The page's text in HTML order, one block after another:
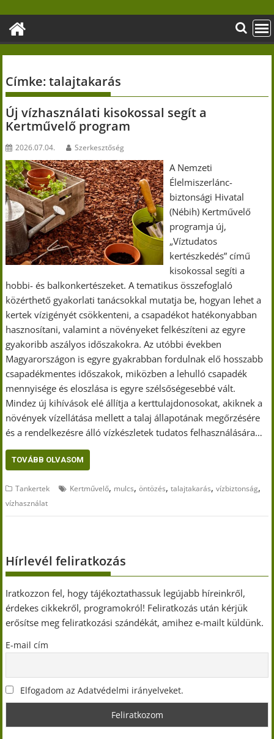
content
Címke:talajtakarás
Új vízhasználati kisokossal segít a
Kertművelő program
2026.07.04. Szerkesztőség
A Nemzeti
Élelmiszerlánc-
biztonsági Hivatal
(Nébih) Kertművelő
programja új,
„Víztudatos
kertészkedés” című
kisokossal segíti a
hobbi- és balkonkertészeket. A tematikus összefoglaló
közérthető gyakorlati tanácsokkal mutatja be, hogyan lehet a
kertek vízigényét csökkenteni, a csapadékot hatékonyabban
hasznosítani, valamint a növényeket felkészíteni az egyre
gyakoribb aszályos időszakokra. Az utóbbi években
Magyarországon is egyre gyakrabban fordulnak elő hosszabb
csapadékmentes időszakok, miközben a lehulló csapadék
mennyisége és eloszlása is egyre szélsőségesebbé vált.
Mindez új kihívások elé állítja a kerttulajdonosokat, akiknek a
növények vízellátása mellett a talaj állapotának megőrzésére
és a rendelkezésre álló vízkészletek tudatos felhasználására…
TOVÁBB OLVASOM
Tankertek Kertművelő, mulcs,öntözés,talajtakarás,vízbiztonság,
vízhasználat
Hírlevél feliratkozás
Iratkozzon fel, hogy tájékoztathassuk legújabb híreinkről,
érdekes cikkekről, programokról! Feliratkozás után kérjük
erősítse meg feliratkozási szándékát, amihez e-mailt küldünk.
E-mail cím
Elfogadom az Adatvédelmi irányelveket.